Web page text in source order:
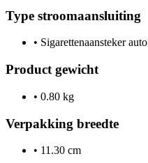
Type stroomaansluiting
• Sigarettenaansteker auto
Product gewicht
• 0.80 kg
Verpakking breedte
• 11.30 cm